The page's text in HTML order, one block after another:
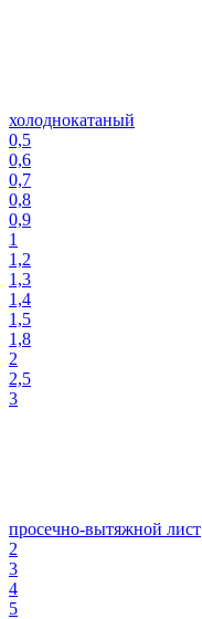
холоднокатаный
0,5
0,6
0,7
0,8
0,9
1
1,2
1,3
1,4
1,5
1,8
2
2,5
3
просечно-вытяжной лист
2
3
4
5